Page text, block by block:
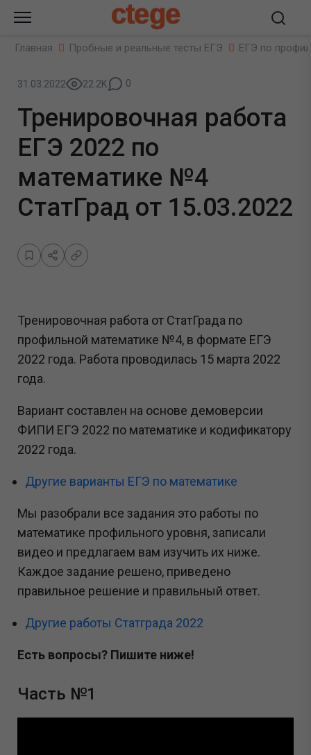
ctege
Главная Пробные и реальные тесты ЕГЭ ЕГЭ по
31.03.2022 22.2K 0
Тренировочная работа
ЕГЭ 2022 по
математике №4
СтатГрад от 15.03.2022
Тренировочная работа от СтатГрада по
профильной математике №4, в формате ЕГЭ
2022 года. Работа проводилась 15 марта 2022
года.
Вариант составлен на основе демоверсии
ФИПИ ЕГЭ 2022 по математике и кодификатору
2022 года.
Другие варианты ЕГЭ по математике
Мы разобрали все задания это работы по
математике профильного уровня, записали
видео и предлагаем вам изучить их ниже.
Каждое задание решено, приведено
правильное решение и правильный ответ.
Другие работы Статграда 2022
Есть вопросы? Пишите ниже!
Часть №1